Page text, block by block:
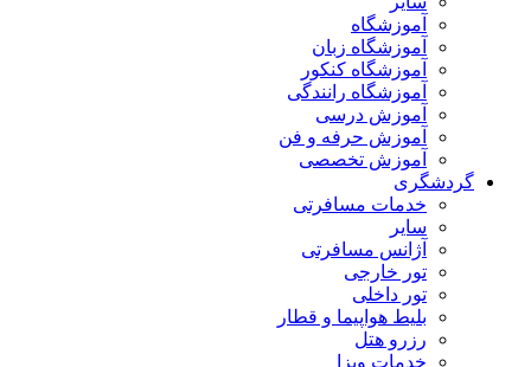
آموزشگاه
آموزشگاه زبان
آموزشگاه کنکور
آموزشگاه رانندگی
آموزش درسی
آموزش حرفه و فن
آموزش تخصصی
گردشگری
خدمات مسافرتی
سایر
آژانس مسافرتی
تور خارجی
تور داخلی
بلیط هواپیما و قطار
رزرو هتل
خدمات ویزا